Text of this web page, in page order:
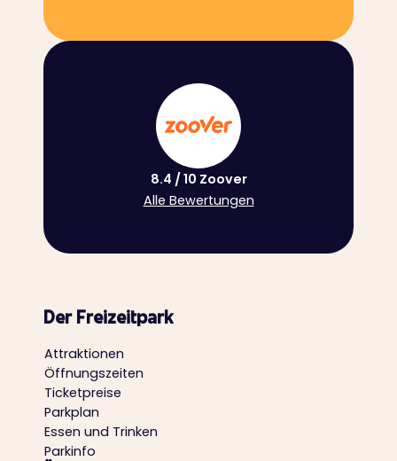
8.4 / 10 Zoover
Alle Bewertungen
Der Freizeitpark
Attraktionen
Öffnungszeiten
Ticketpreise
Parkplan
Essen und Trinken
Parkinfo